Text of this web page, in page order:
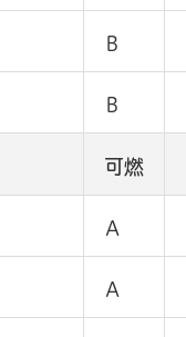
B
B
可燃
A
A